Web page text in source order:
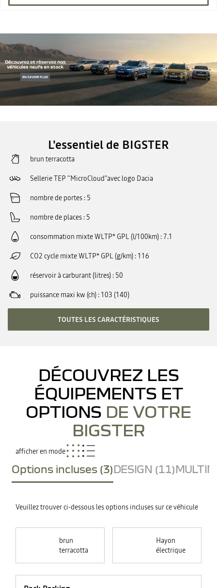
L'essentiel de BIGSTER
brun terracotta
Sellerie TEP "MicroCloud"avec logo Dacia
nombre de portes 5
nombre de places 5
consommation mixte WLTP* GPL (l/100km) 7.1
CO2 cycle mixte WLTP* GPL (g/km) 116
réservoir à carburant (litres) 50
puissance maxi kw (ch) 103 (140)
TOUTES LES CARACTÉRISTIQUES
DÉCOUVREZ LES
ÉQUIPEMENTS ET
OPTIONS DE VOTRE
BIGSTER
afficher en mode
Options incluses (3)DESIGN (11)
Veuillez trouver ci-dessous les options incluses sur ce véhicule
brun
terracotta
Hayon
électrique